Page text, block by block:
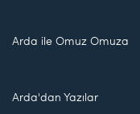
Arda ile Omuz Omuza
Arda'dan Yazılar